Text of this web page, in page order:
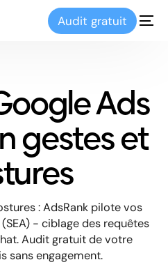
Audit gratuit
Ads
gestes et
: AdsRank pilote vos
- ciblage des requêtes
Audit gratuit de votre
sans engagement.